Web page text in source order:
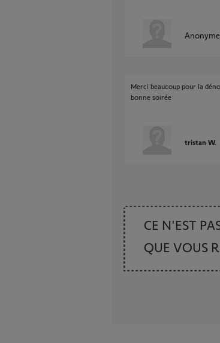
Anonyme
Merci beaucoup pour la
bonne soirée
tristan W.
CE N'EST
QUE VOUS